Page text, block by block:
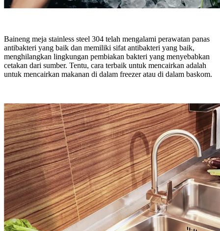
Baineng meja stainless steel 304 telah mengalami perawatan panas
antibakteri yang baik dan memiliki sifat antibakteri yang baik,
menghilangkan lingkungan pembiakan bakteri yang menyebabkan
cetakan dari sumber. Tentu, cara terbaik untuk mencairkan adalah
untuk mencairkan makanan di dalam freezer atau di dalam baskom.